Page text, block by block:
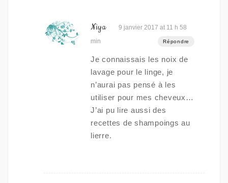
Niya
9 janvier 2017 at 11 h 58
min
Répondre
Je connaissais les noix de
lavage pour le linge, je
n’aurai pas pensé à les
utiliser pour mes cheveux…
J’ai pu lire aussi des
recettes de shampoings au
lierre.